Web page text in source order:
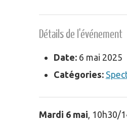
Détails de l'événement
Date: 6 mai 2025
Catégories:
Mardi 6 mai, 10h30/